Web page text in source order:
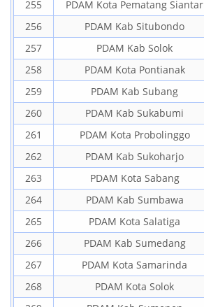
255
PDAM Kota Pematang Siantar
256
PDAM Kab Situbondo
257
PDAM Kab Solok
258
PDAM Kota Pontianak
259
PDAM Kab Subang
260
PDAM Kab Sukabumi
261
PDAM Kota Probolinggo
262
PDAM Kab Sukoharjo
263
PDAM Kota Sabang
264
PDAM Kab Sumbawa
265
PDAM Kota Salatiga
266
PDAM Kab Sumedang
267
PDAM Kota Samarinda
268
PDAM Kota Solok